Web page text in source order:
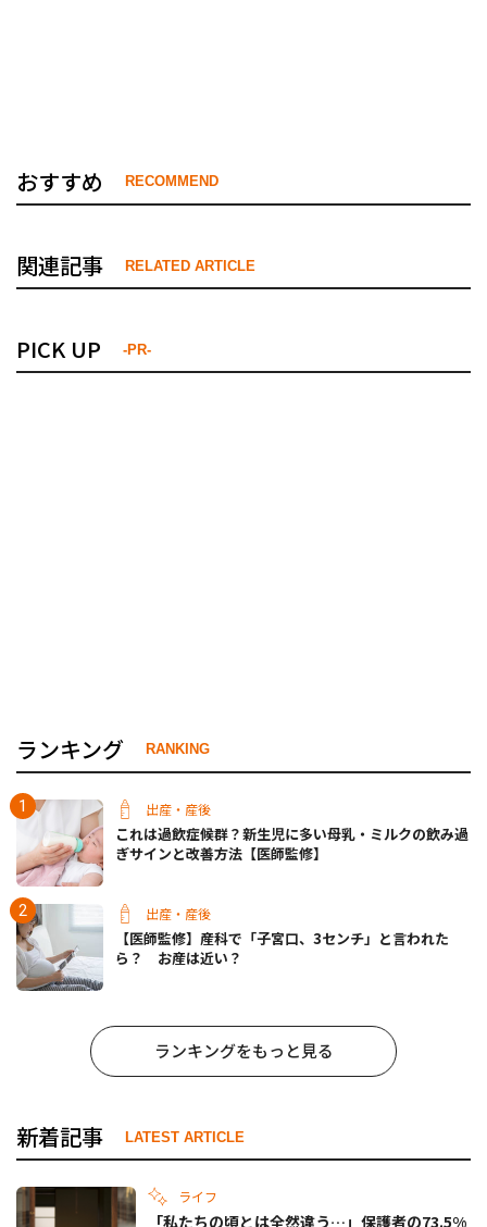
おすすめ RECOMMEND
関連記事 RELATED ARTICLE
PICK UP -PR-
ランキング RANKING
出産・産後
これは過飲症候群？新生児に多い母乳・ミルクの飲み過
ぎサインと改善方法【医師監修】
出産・産後
【医師監修】産科で「子宮口、3センチ」と言われた
ら？ お産は近い？
ランキングをもっと見る
新着記事 LATEST ARTICLE
ライフ
「私たちの頃とは全然違う…」保護者の73.5%